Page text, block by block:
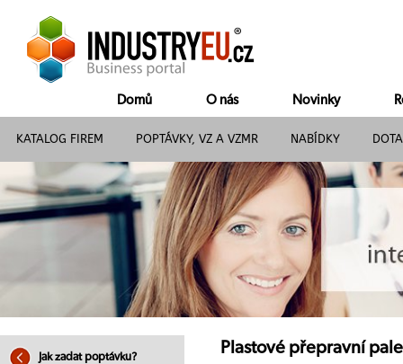
Domů O nás Novinky
KATALOG FIREM POPTÁVKY, VZ A VZMR NABÍDKY
Jak zadat poptávku?
Plastové přepravní